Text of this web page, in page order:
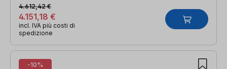
4.151,18 €
4.612,42 €
incl. IVA più costi di
spedizione
-10%